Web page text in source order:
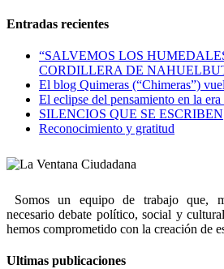
Entradas recientes
“SALVEMOS LOS
CORDILLERA DE
El blog Quimeras (“Chimeras”)
El eclipse del pensamiento en la
SILENCIOS QUE SE ESCRIBEN
Reconocimiento y gratitud
Somos un equipo de trabajo que,
necesario debate político, social y
hemos comprometido con la creación de
Ultimas publicaciones